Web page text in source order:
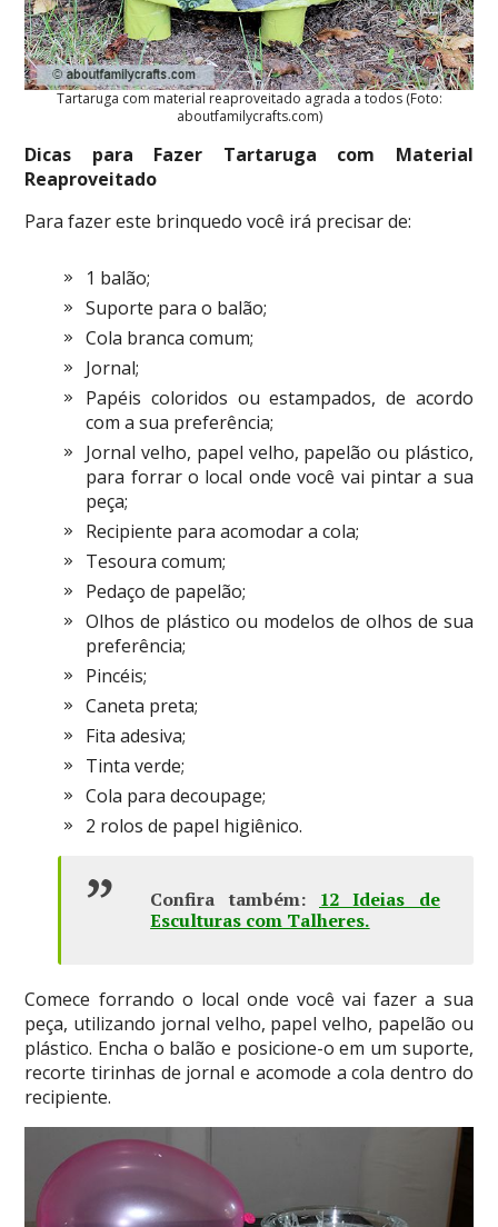
Tartaruga com material reaproveitado agrada a todos (Foto:
aboutfamilycrafts.com)
Dicas para Fazer Tartaruga com Material
Reaproveitado
Para fazer este brinquedo você irá precisar de:
1 balão;
Suporte para o balão;
Cola branca comum;
Jornal;
Papéis coloridos ou estampados, de acordo
com a sua preferência;
Jornal velho, papel velho, papelão ou plástico,
para forrar o local onde você vai pintar a sua
peça;
Recipiente para acomodar a cola;
Tesoura comum;
Pedaço de papelão;
Olhos de plástico ou modelos de olhos de sua
preferência;
Pincéis;
Caneta preta;
Fita adesiva;
Tinta verde;
Cola para decoupage;
2 rolos de papel higiênico.
Confira também: 12 Ideias de
Esculturas com Talheres.
Comece forrando o local onde você vai fazer a sua
peça, utilizando jornal velho, papel velho, papelão ou
plástico. Encha o balão e posicione-o em um suporte,
recorte tirinhas de jornal e acomode a cola dentro do
recipiente.